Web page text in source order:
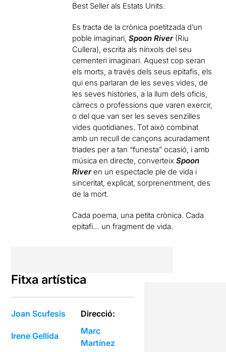
Best Seller als Estats Units.
Es tracta de la crònica poetitzada d’un
poble imaginari,Spoon River(Riu
Cullera), escrita als nínxols del seu
cementeri imaginari. Aquest cop seran
els morts, a través dels seus epitafis, els
qui ens parlaran de les seves vides, de
les seves històries, a la llum dels oficis,
càrrecs o professions que varen exercir,
o del que van ser les seves senzilles
vides quotidianes. Tot això combinat
amb un recull de cançons acuradament
triades per a tan “funesta” ocasió, i amb
música en directe, converteixSpoon
Riveren un espectacle ple de vida i
sinceritat, explicat, sorprenentment, des
de la mort.
Cada poema, una petita crònica. Cada
epitafi… un fragment de vida.
Fitxa artística
Joan Scufesis
Irene Gellida
Direcció:
Marc
Martínez